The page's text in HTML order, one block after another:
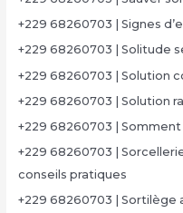
+229 68260703 | Signes
+229 68260703 | Solitude
+229 68260703 | Solution
+229 68260703 | Solution
+229 68260703 |
+229 68260703 |
conseils pratiques
+229 68260703 | Sortilège